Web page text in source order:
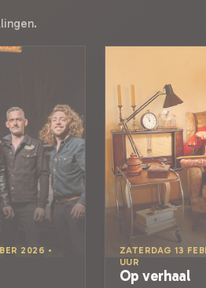
2026 •
ZATERDAG 13
UUR
Op verhaal